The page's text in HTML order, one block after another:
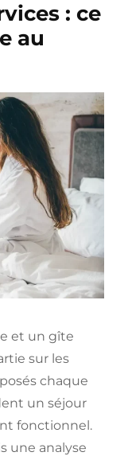
: ce
au
et un gîte
sur les
chaque
un séjour
fonctionnel.
une analyse